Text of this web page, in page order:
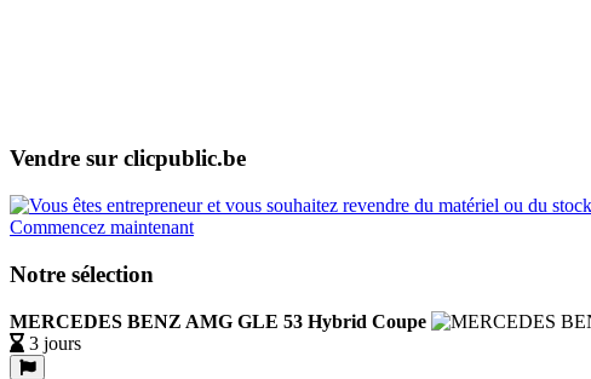
Vendre sur clicpublic.be
Commencez maintenant
Notre sélection
MERCEDES BENZ AMG GLE 53 Hybrid Coupe
3 jours